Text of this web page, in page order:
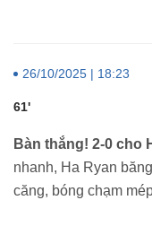
26/10/2025 | 18:23
61'
Bàn thắng! 2-0 cho
nhanh, Ha Ryan
căng, bóng chạm